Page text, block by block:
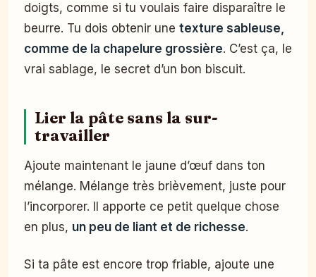
doigts, comme si tu voulais faire disparaître le
beurre. Tu dois obtenir une texture sableuse,
comme de la chapelure grossière. C’est ça, le
vrai sablage, le secret d’un bon biscuit.
Lier la pâte sans la sur-
travailler
Ajoute maintenant le jaune d’œuf dans ton
mélange. Mélange très brièvement, juste pour
l’incorporer. Il apporte ce petit quelque chose
en plus, un peu de liant et de richesse.
Si ta pâte est encore trop friable, ajoute une